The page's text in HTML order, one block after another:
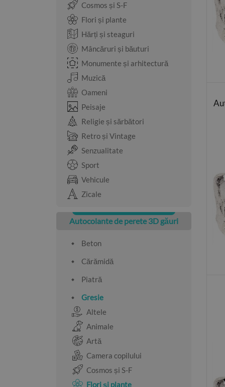
Cosmos și S-F
Flori și plante
Hărți și steaguri
Mâncăruri și băuturi
Monumente și arhitectură
Muzică
Oameni
Peisaje
Religie și sărbători
Retro și Vintage
Senzualitate
Sport
Vehicule
Zicale
Autocolante de perete 3D găuri
Beton
Cărămidă
Piatră
Gresie
Altele
Animale
Artă
Camera copilului
Cosmos și S-F
Flori și plante